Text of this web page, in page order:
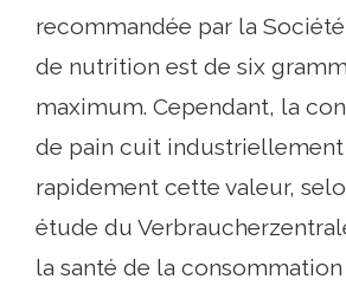
recommandée par la
de nutrition est de six
maximum. Cependant, la
de pain cuit industriellement
rapidement cette valeur,
étude du
la santé de la